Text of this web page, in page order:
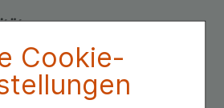
Cookie-
ist registriert beim
Institut für Medizinische
und Information.